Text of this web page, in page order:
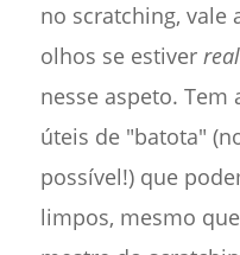
no scratching, vale
olhos se estiver
nesse aspeto.
úteis de "batota"
possível!) que
limpos, mesmo